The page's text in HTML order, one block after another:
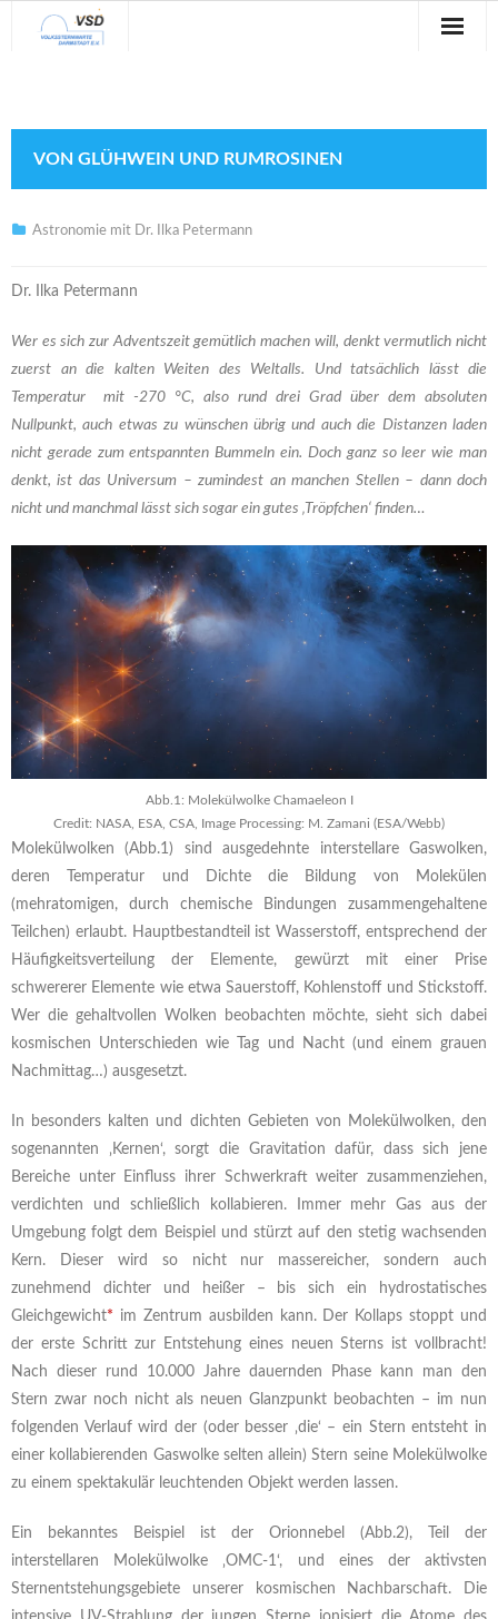
Veranstaltungen
Blog
Galerie
Anfahrt
VON GLÜHWEIN UND RUMROSINEN
Astronomie mit Dr. Ilka Petermann
Dr. Ilka Petermann
Wer es sich zur Adventszeit gemütlich machen will, denkt vermutlich nicht
zuerst an die kalten Weiten des Weltalls. Und tatsächlich lässt die
Temperatur mit -270 °C, also rund drei Grad über dem absoluten
Nullpunkt, auch etwas zu wünschen übrig und auch die Distanzen laden
nicht gerade zum entspannten Bummeln ein. Doch ganz so leer wie man
denkt, ist das Universum – zumindest an manchen Stellen – dann doch
nicht und manchmal lässt sich sogar ein gutes ‚Tröpfchen‘ finden…
Abb.1: Molekülwolke Chamaeleon I
Credit: NASA, ESA, CSA, Image Processing: M. Zamani (ESA/Webb)
Molekülwolken (Abb.1) sind ausgedehnte interstellare Gaswolken,
deren Temperatur und Dichte die Bildung von Molekülen
(mehratomigen, durch chemische Bindungen zusammengehaltene
Teilchen) erlaubt. Hauptbestandteil ist Wasserstoff, entsprechend der
Häufigkeitsverteilung der Elemente, gewürzt mit einer Prise
schwererer Elemente wie etwa Sauerstoff, Kohlenstoff und Stickstoff.
Wer die gehaltvollen Wolken beobachten möchte, sieht sich dabei
kosmischen Unterschieden wie Tag und Nacht (und einem grauen
Nachmittag…) ausgesetzt.
In besonders kalten und dichten Gebieten von Molekülwolken, den
sogenannten ‚Kernen‘, sorgt die Gravitation dafür, dass sich jene
Bereiche unter Einfluss ihrer Schwerkraft weiter zusammenziehen,
verdichten und schließlich kollabieren. Immer mehr Gas aus der
Umgebung folgt dem Beispiel und stürzt auf den stetig wachsenden
Kern. Dieser wird so nicht nur massereicher, sondern auch
zunehmend dichter und heißer – bis sich ein hydrostatisches
Gleichgewicht* im Zentrum ausbilden kann. Der Kollaps stoppt und
der erste Schritt zur Entstehung eines neuen Sterns ist vollbracht!
Nach dieser rund 10.000 Jahre dauernden Phase kann man den
Stern zwar noch nicht als neuen Glanzpunkt beobachten – im nun
folgenden Verlauf wird der (oder besser ‚die‘ – ein Stern entsteht in
einer kollabierenden Gaswolke selten allein) Stern seine Molekülwolke
zu einem spektakulär leuchtenden Objekt werden lassen.
Ein bekanntes Beispiel ist der Orionnebel (Abb.2), Teil der
interstellaren Molekülwolke ‚OMC-1‘, und eines der aktivsten
Sternentstehungsgebiete unserer kosmischen Nachbarschaft. Die